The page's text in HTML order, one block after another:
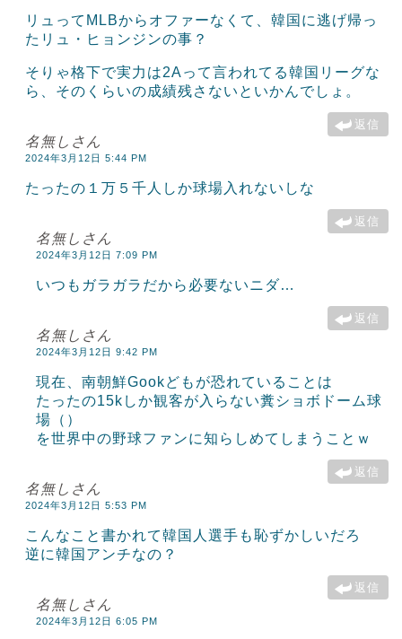
リュってMLBからオファーなくて、韓国に逃げ帰っ
たリュ・ヒョンジンの事？
そりゃ格下で実力は2Aって言われてる韓国リーグな
ら、そのくらいの成績残さないといかんでしょ。
返信
名無しさん
2024年3月12日 5:44 PM
たったの１万５千人しか球場入れないしな
返信
名無しさん
2024年3月12日 7:09 PM
いつもガラガラだから必要ないニダ…
返信
名無しさん
2024年3月12日 9:42 PM
現在、南朝鮮Gookどもが恐れていることは
たったの15kしか観客が入らない糞ショボドーム球
場（）
を世界中の野球ファンに知らしめてしまうことｗ
返信
名無しさん
2024年3月12日 5:53 PM
こんなこと書かれて韓国人選手も恥ずかしいだろ
逆に韓国アンチなの？
返信
名無しさん
2024年3月12日 6:05 PM